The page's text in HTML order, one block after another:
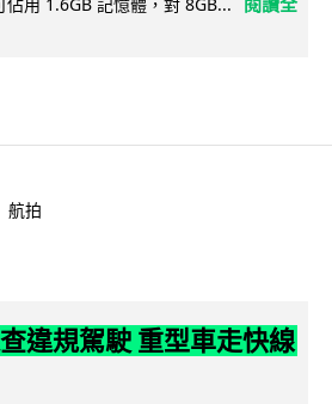
航拍
違規駕駛 重型車走快線